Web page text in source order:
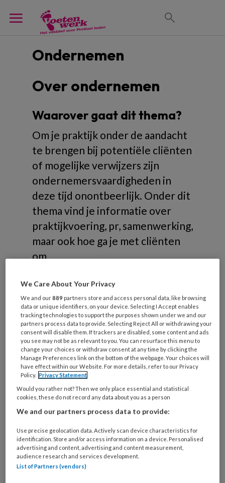
Ondernemen
Over ondernemen
Waarover gaat dit thema?
Om je praktijk onder de aandacht
te brengen bij potentiële cliënten
of mogelijke verwijzers zijn
ondernemersvaardigheden in
deze tijd onontbeerlijk. Onder dit
thema vind je informatie over
praktijkvoering, pr, samenwerking,
maar ook hoe ga je met cliënten
om.
Verdieping
Branche
Omgaan met cliënten
PR
Praktijkvoering
Samenwerking
Artikelen over dit thema
We Care About Your Privacy
We and our889 partners store and access personal data, like browsing
data or unique identifiers, on your device. Selecting I Accept enables
tracking technologies to support the purposes shown under we and our
partners process data to provide. Selecting Reject All or withdrawing your
consent will disable them. If trackers are disabled, some content and ads
you see may not be as relevant to you. You can resurface this menu to
change your choices or withdraw consent at any time by clicking the
Manage Preferences link on the bottom of the webpage. Your choices will
have effect within our Website. For more details, refer to our Privacy
Policy. Privacy Statement
Would you rather not? Then we only place essential and statistical
cookies, these do not record any data about you as a person
We and our partners process data to provide:
Use precise geolocation data. Actively scan device characteristics for
identification. Store and/or access information on a device. Personalised
advertising and content, advertising and content measurement,
audience research and services development.
List of Partners (vendors)